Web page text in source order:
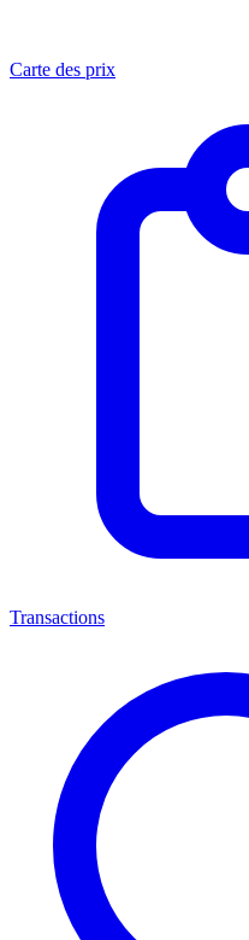
Carte des prix
Transactions